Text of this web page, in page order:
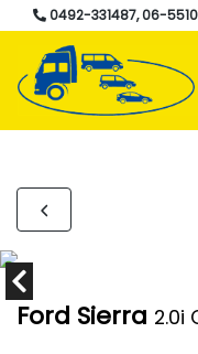
0492-331487, 06-
Ford Sierra 2.0i